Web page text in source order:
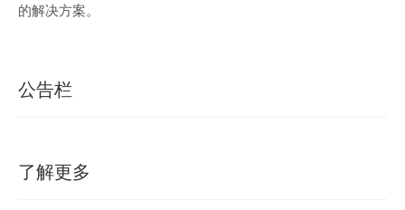
的解决方案。
公告栏
了解更多